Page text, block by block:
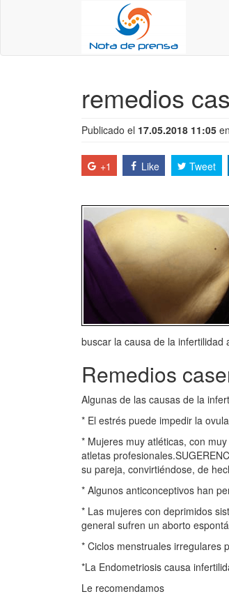
remedios
Publicado el 17.05.2018 11:05 en
+1 Like Tweet
buscar la causa de la
Remedios
Algunas de las causas de la
* El estrés puede impedir la
* Mujeres muy atléticas, con
atletas
su pareja, convirtiéndose, de
* Algunos anticonceptivos han
* Las mujeres con deprimidos
general sufren un aborto
* Ciclos menstruales irregulares
*La Endometriosis causa
Le recomendamos